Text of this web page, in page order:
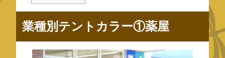
業種別テントカラー①薬屋